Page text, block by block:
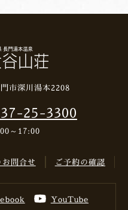
市深川湯本2208
25-3300
～17:00
問合せ ご予約の確認
YouTube